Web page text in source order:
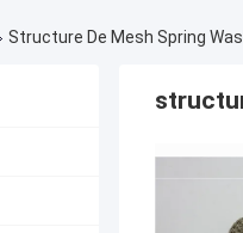
Structure De Mesh Spring